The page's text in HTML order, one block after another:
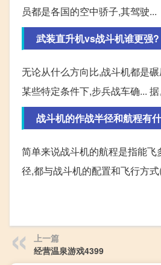
员都是各国的空中骄子,其驾驶...
武装直升机vs战斗机谁更强?
无论从什么方向比,战斗机都是
某些特定条件下,步兵战车确... 据
战斗机的作战半径和航程有
简单来说战斗机的航程是指能
径,都与战斗机的配置和飞行方式(
上一篇
经营温泉游戏4399